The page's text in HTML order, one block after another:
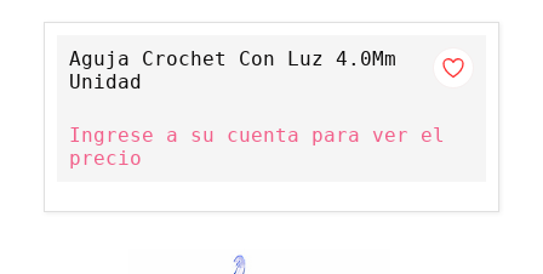
Aguja Crochet Con Luz 4.0Mm
Unidad
Ingrese a su cuenta para ver el
precio